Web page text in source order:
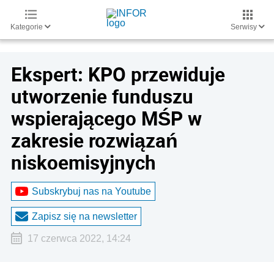
Kategorie Serwisy
Ekspert: KPO przewiduje
utworzenie funduszu
wspierającego MŚP w
zakresie rozwiązań
niskoemisyjnych
Subskrybuj nas na Youtube
Zapisz się na newsletter
17 czerwca 2022, 14:24